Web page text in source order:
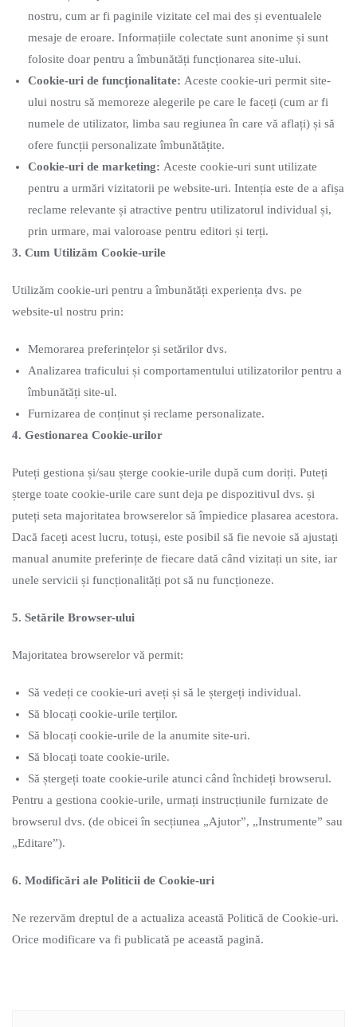
nostru, cum ar fi paginile vizitate cel mai des și eventualele
mesaje de eroare. Informațiile colectate sunt anonime și sunt
folosite doar pentru a îmbunătăți funcționarea site-ului.
Cookie-uri de funcționalitate: Aceste cookie-uri permit site-
ului nostru să memoreze alegerile pe care le faceți (cum ar fi
numele de utilizator, limba sau regiunea în care vă aflați) și să
ofere funcții personalizate îmbunătățite.
Cookie-uri de marketing: Aceste cookie-uri sunt utilizate
pentru a urmări vizitatorii pe website-uri. Intenția este de a afișa
reclame relevante și atractive pentru utilizatorul individual și,
prin urmare, mai valoroase pentru editori și terți.
3. Cum Utilizăm Cookie-urile
Utilizăm cookie-uri pentru a îmbunătăți experiența dvs. pe
website-ul nostru prin:
Memorarea preferințelor și setărilor dvs.
Analizarea traficului și comportamentului utilizatorilor pentru a
îmbunătăți site-ul.
Furnizarea de conținut și reclame personalizate.
4. Gestionarea Cookie-urilor
Puteți gestiona și/sau șterge cookie-urile după cum doriți. Puteți
șterge toate cookie-urile care sunt deja pe dispozitivul dvs. și
puteți seta majoritatea browserelor să împiedice plasarea acestora.
Dacă faceți acest lucru, totuși, este posibil să fie nevoie să ajustați
manual anumite preferințe de fiecare dată când vizitați un site, iar
unele servicii și funcționalități pot să nu funcționeze.
5. Setările Browser-ului
Majoritatea browserelor vă permit:
Să vedeți ce cookie-uri aveți și să le ștergeți individual.
Să blocați cookie-urile terților.
Să blocați cookie-urile de la anumite site-uri.
Să blocați toate cookie-urile.
Să ștergeți toate cookie-urile atunci când închideți browserul.
Pentru a gestiona cookie-urile, urmați instrucțiunile furnizate de
browserul dvs. (de obicei în secțiunea „Ajutor”, „Instrumente” sau
„Editare”).
6. Modificări ale Politicii de Cookie-uri
Ne rezervăm dreptul de a actualiza această Politică de Cookie-uri.
Orice modificare va fi publicată pe această pagină.